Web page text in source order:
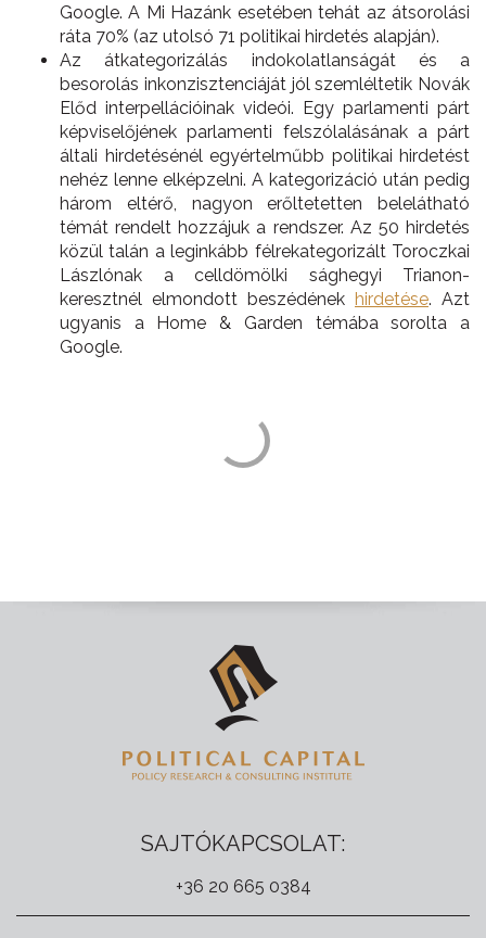
Google. A Mi Hazánk esetében tehát az átsorolási
ráta 70% (az utolsó 71 politikai hirdetés alapján).
Az átkategorizálás indokolatlanságát és a
besorolás inkonzisztenciáját jól szemléltetik Novák
Előd interpellációinak videói. Egy parlamenti párt
képviselőjének parlamenti felszólalásának a párt
általi hirdetésénél egyértelműbb politikai hirdetést
nehéz lenne elképzelni. A kategorizáció után pedig
három eltérő, nagyon erőltetetten belelátható
témát rendelt hozzájuk a rendszer. Az 50 hirdetés
közül talán a leginkább félrekategorizált Toroczkai
Lászlónak a celldömölki sághegyi Trianon-
keresztnél elmondott beszédének hirdetése. Azt
ugyanis a Home & Garden témába sorolta a
Google.
SAJTÓKAPCSOLAT:
+36 20 665 0384